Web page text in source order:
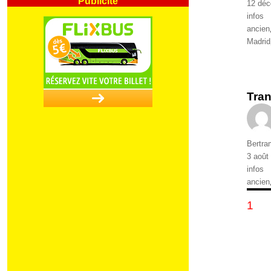
Publié
le
12
infos
ancien
Madrid
Auteur
Publié
le
3 août
infos
ancien,
1